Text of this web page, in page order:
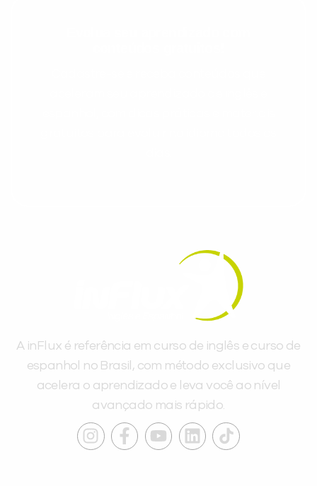
A inFlux é referência em curso de inglês e curso de
espanhol no Brasil, com método exclusivo que
acelera o aprendizado e leva você ao nível
avançado mais rápido.